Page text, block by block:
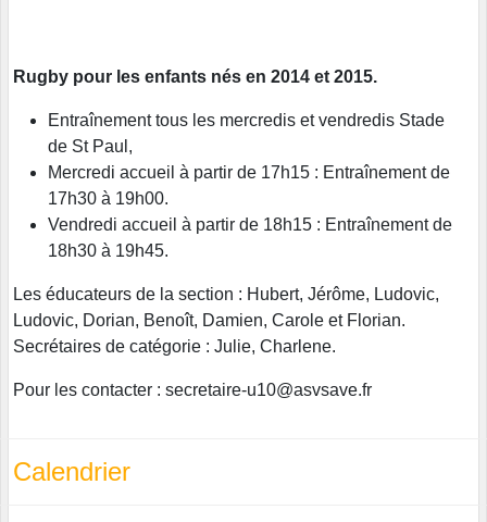
Rugby pour les enfants nés en 2014 et 2015.
Entraînement tous les mercredis et vendredis Stade
de St Paul,
Mercredi accueil à partir de 17h15 : Entraînement de
17h30 à 19h00.
Vendredi accueil à partir de 18h15 : Entraînement de
18h30 à 19h45.
Les éducateurs de la section : Hubert, Jérôme, Ludovic,
Ludovic, Dorian, Benoît, Damien, Carole et Florian.
Secrétaires de catégorie : Julie, Charlene.
Pour les contacter : secretaire-u10@asvsave.fr
Calendrier